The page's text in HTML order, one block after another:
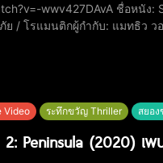
ศึกมหัศจรรย์ ปาฏิหาริย์รักจากดวงดาวปีที่ฉาย:
/ โรแมนติกผู้กำกับ: แมทธิว ว
Video ระทึกขวัญ Thriller สยอ
Peninsula (2020) เ